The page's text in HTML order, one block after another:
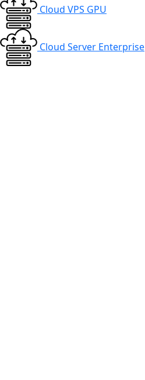
Cloud VPS GPU
Cloud Server Enterprise